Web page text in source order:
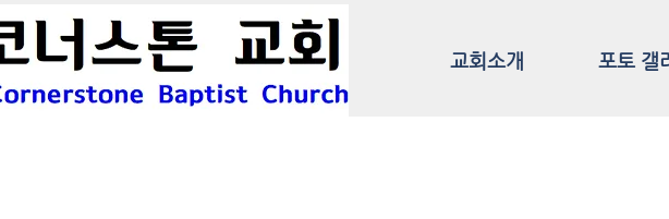
교회소개 포토 갤